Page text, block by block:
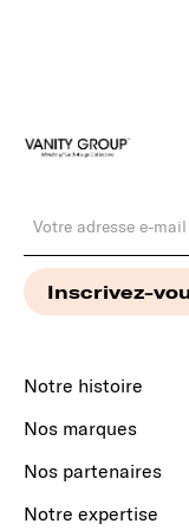
Notre histoire
Nos marques
Nos partenaires
Notre expertise